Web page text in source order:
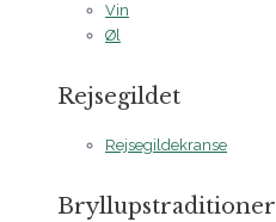
Vin
Øl
Rejsegildet
Rejsegildekranse
Bryllupstraditioner